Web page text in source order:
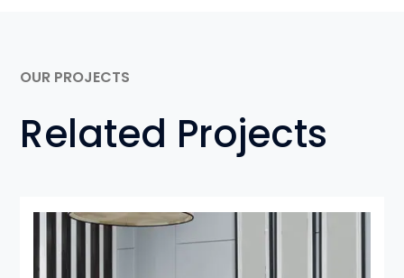
OUR PROJECTS
Related Projects